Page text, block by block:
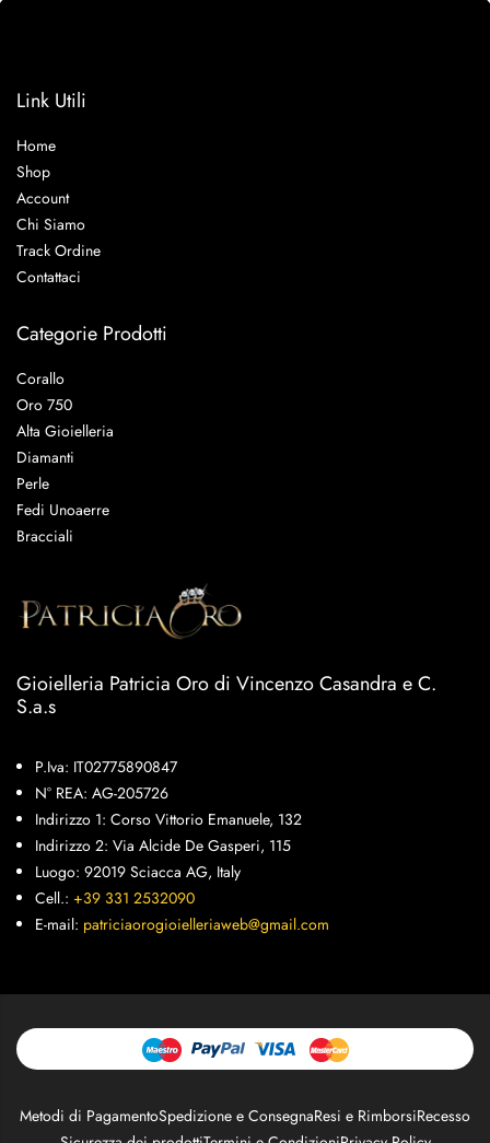
Gioielleria Patricia Oro di Vincenzo Casandra e C.
S.a.s
P.Iva: IT02775890847
N° REA: AG-205726
Indirizzo 1: Corso Vittorio Emanuele, 132
Indirizzo 2: Via Alcide De Gasperi, 115
Luogo: 92019 Sciacca AG, Italy
Cell.: +39 331 2532090
E-mail: patriciaorogioielleriaweb@gmail.com
Categorie Prodotti
Corallo
Oro 750
Alta Gioielleria
Diamanti
Perle
Fedi Unoaerre
Bracciali
Link Utili
Home
Shop
Account
Chi Siamo
Track Ordine
Contattaci
Metodi di PagamentoSpedizione e ConsegnaResi e RimborsiRecesso